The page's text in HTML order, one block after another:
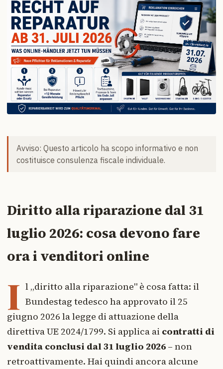
Avviso: Questo articolo ha scopo informativo e non
costituisce consulenza fiscale individuale.
Diritto alla riparazione dal 31
luglio 2026: cosa devono fare
ora i venditori online
I l „diritto alla riparazione" è cosa fatta: il
Bundestag tedesco ha approvato il 25
giugno 2026 la legge di attuazione della
direttiva UE 2024/1799. Si applica ai contratti di
vendita conclusi dal 31 luglio 2026 – non
retroattivamente. Hai quindi ancora alcune